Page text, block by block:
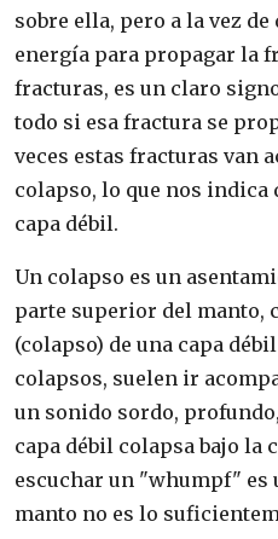
sobre ella, pero a la vez
energía para propagar la
fracturas, es un claro
todo si esa fractura se
veces estas fracturas van
colapso, lo que nos indica
capa débil.
Un colapso es un
parte superior del manto,
(colapso) de una capa
colapsos, suelen ir
un sonido sordo,
capa débil colapsa bajo la
escuchar un "whumpf" es
manto no es lo